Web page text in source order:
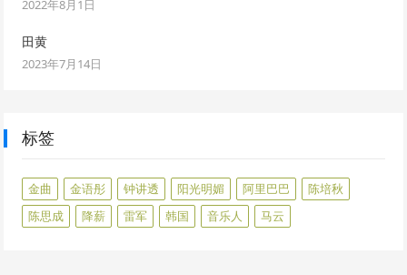
2022年8月1日
田黄
2023年7月14日
标签
金曲 金语彤 钟讲透 阳光明媚 阿里巴巴
陈培秋
陈思成
降薪 雷军 韩国 音乐人 马云